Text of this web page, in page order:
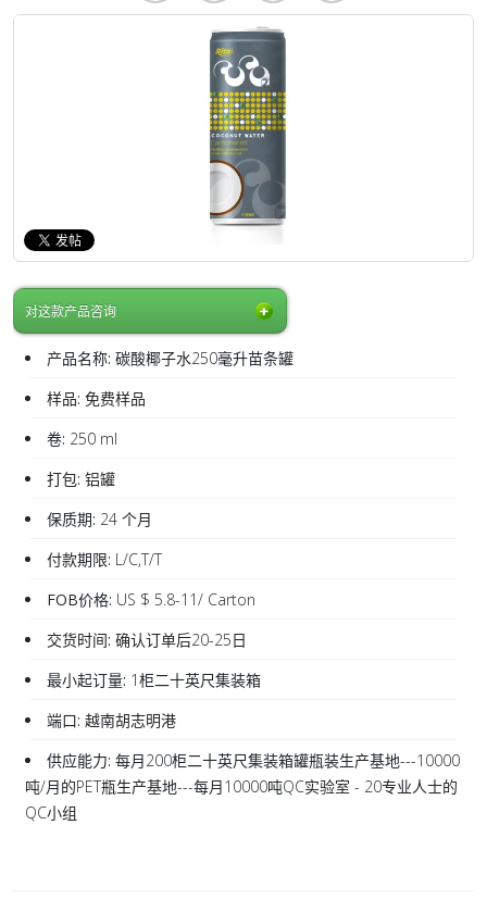
对这款产品咨询
产品名称: 碳酸椰子水250毫升苗条罐
样品: 免费样品
卷: 250 ml
打包: 铝罐
保质期: 24 个月
付款期限: L/C,T/T
FOB价格: US $ 5.8-11/ Carton
交货时间: 确认订单后20-25日
最小起订量: 1柜二十英尺集装箱
端口: 越南胡志明港
供应能力: 每月200柜二十英尺集装箱罐瓶装生产基地---10000
吨/月的PET瓶生产基地---每月10000吨QC实验室 - 20专业人士的
QC小组